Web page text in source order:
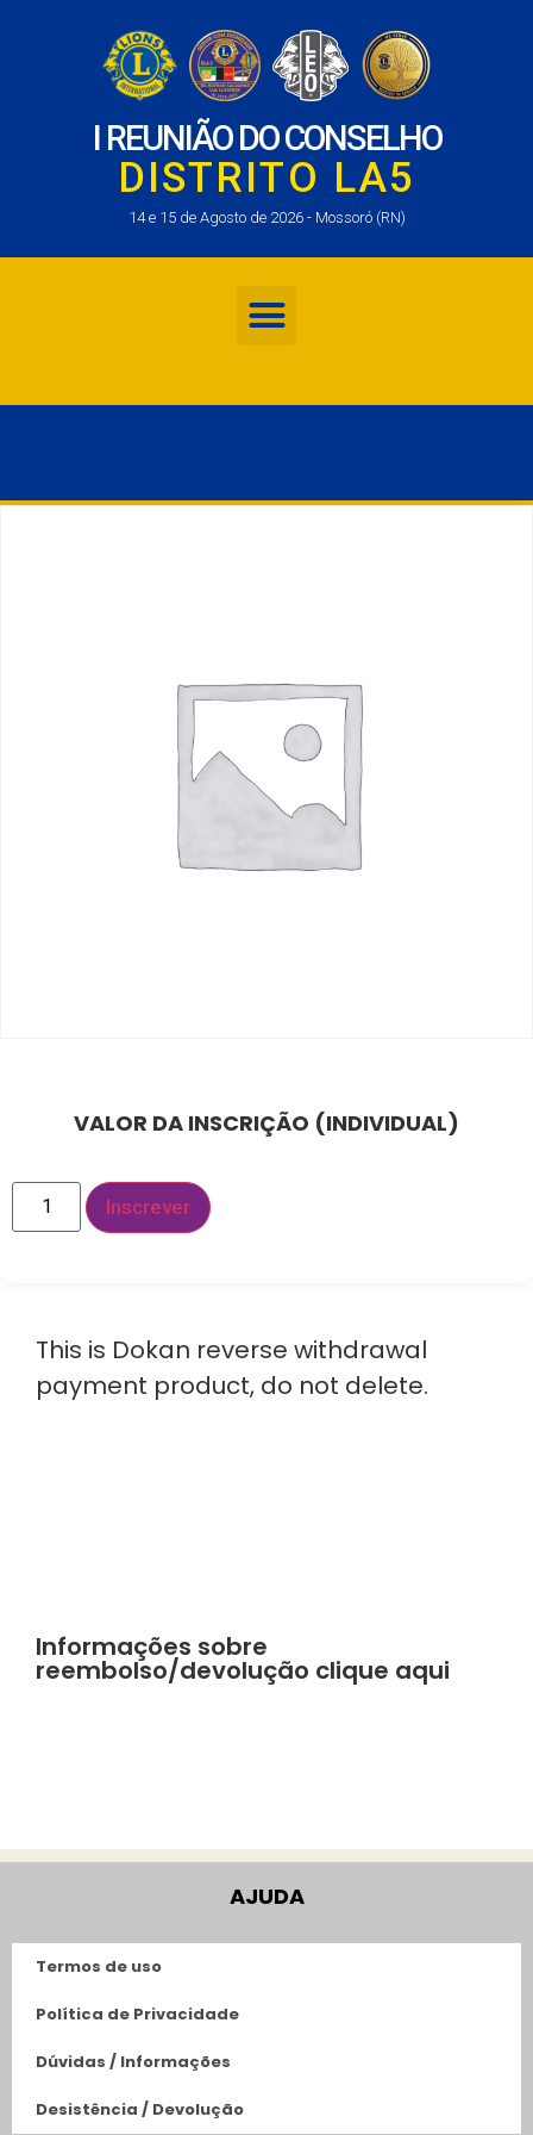
I REUNIÃO DO CONSELHO
DISTRITO LA5
14 e 15 de Agosto de 2026 - Mossoró (RN)
VALOR DA INSCRIÇÃO (INDIVIDUAL)
Inscrever
This is Dokan reverse withdrawal
payment product, do not delete.
Informações sobre
reembolso/devolução clique aqui
AJUDA
Termos de uso
Política de Privacidade
Dúvidas / Informações
Desistência / Devolução